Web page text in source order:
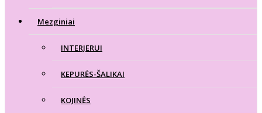
Mezginiai
INTERJERUI
KEPURĖS-ŠALIKAI
KOJINĖS